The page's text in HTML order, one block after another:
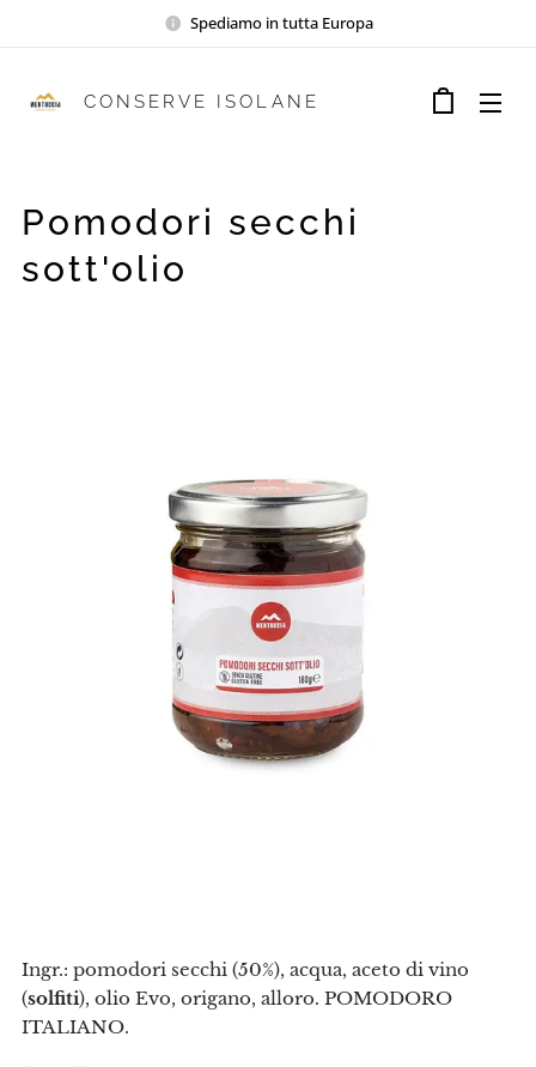
Spediamo in tutta Europa
CONSERVE ISOLANE
Pomodori secchi
sott'olio
Ingr.: pomodori secchi (50%), acqua, aceto di vino
(solfiti), olio Evo, origano, alloro. POMODORO
ITALIANO.